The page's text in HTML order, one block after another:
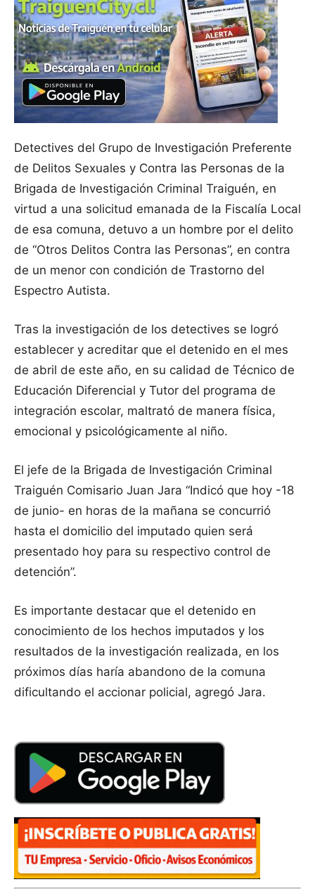
Detectives del Grupo de Investigación Preferente
de Delitos Sexuales y Contra las Personas de la
Brigada de Investigación Criminal Traiguén, en
virtud a una solicitud emanada de la Fiscalía Local
de esa comuna, detuvo a un hombre por el delito
de “Otros Delitos Contra las Personas”, en contra
de un menor con condición de Trastorno del
Espectro Autista.
Tras la investigación de los detectives se logró
establecer y acreditar que el detenido en el mes
de abril de este año, en su calidad de Técnico de
Educación Diferencial y Tutor del programa de
integración escolar, maltrató de manera física,
emocional y psicológicamente al niño.
El jefe de la Brigada de Investigación Criminal
Traiguén Comisario Juan Jara “Indicó que hoy -18
de junio- en horas de la mañana se concurrió
hasta el domicilio del imputado quien será
presentado hoy para su respectivo control de
detención”.
Es importante destacar que el detenido en
conocimiento de los hechos imputados y los
resultados de la investigación realizada, en los
próximos días haría abandono de la comuna
dificultando el accionar policial, agregó Jara.